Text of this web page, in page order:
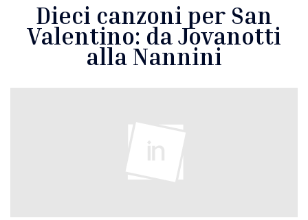
Dieci canzoni per San
Valentino: da Jovanotti
alla Nannini